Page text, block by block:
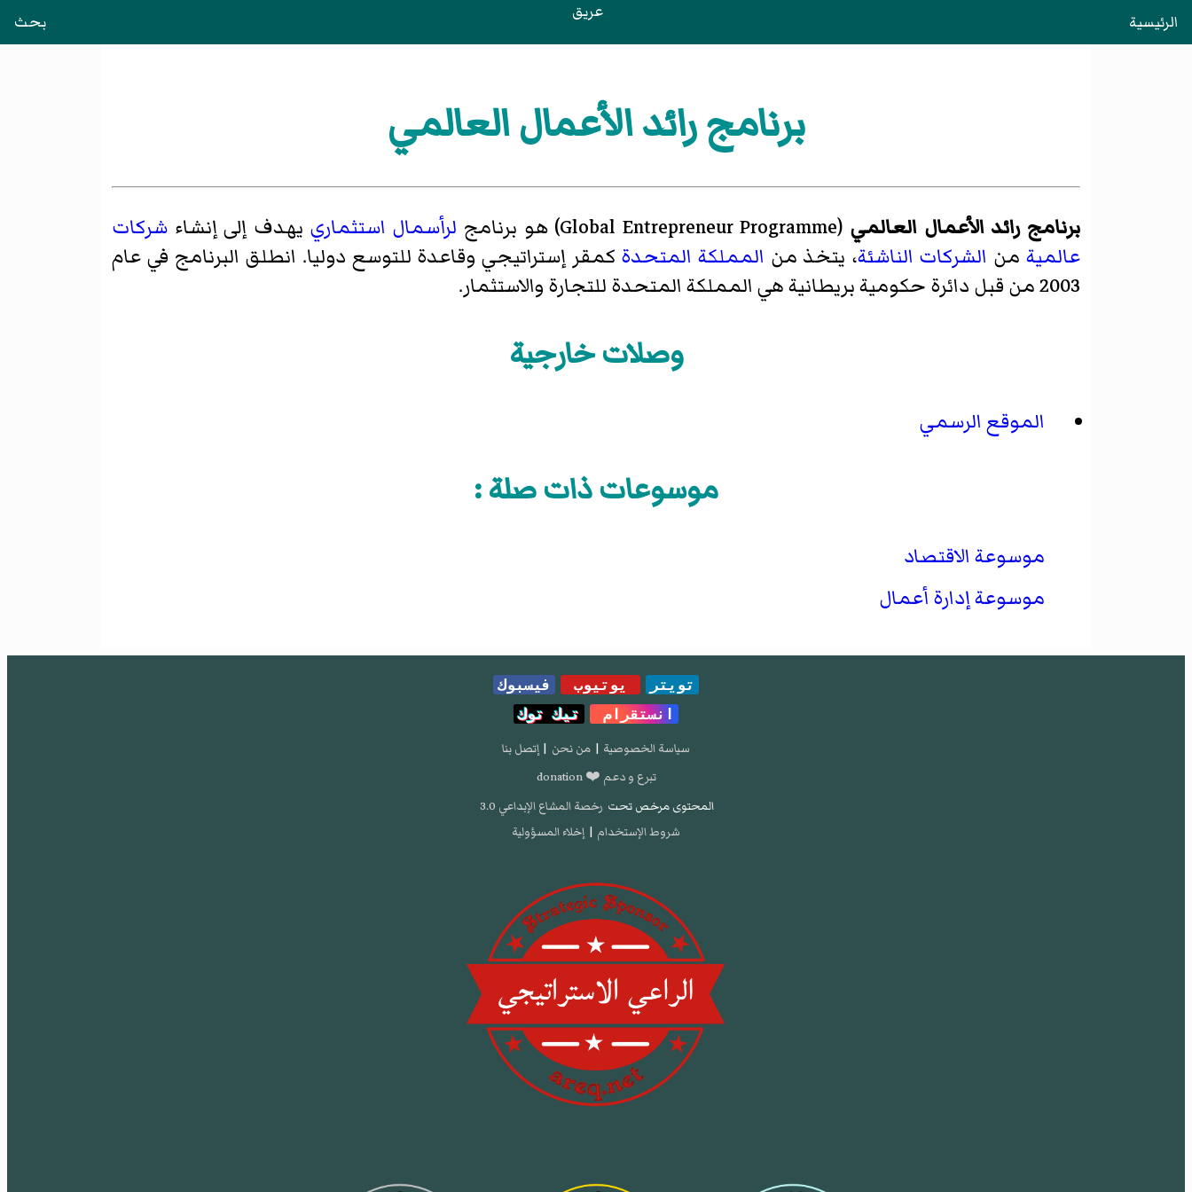
الرئيسية عريق بحث
برنامج رائد الأعمال العالمي
برنامج رائد الأعمال العالمي (
Global Entrepreneur Programme)‏ هو برنامج لرأسمال استثماري يهدف إلى إنشاء شركات
عالمية من الشركات الناشئة، يتخذ من المملكة المتحدة كمقر إستراتيجي وقاعدة للتوسع دوليا. انطلق البرنامج في عام
2003 من قبل دائرة حكومية بريطانية هي
المملكة المتحدة للتجارة والاستثمار.
وصلات خارجية
الموقع الرسمي
موسوعات ذات صلة :
موسوعة الاقتصاد
موسوعة إدارة أعمال
تويتر يوتيوب
فيسبوك
انستقرام
تيك توك
سياسة الخصوصية | من نحن | إتصل بنا
تبرع و دعم ❤️ donation
المحتوى مرخص تحت رخصة المشاع الإبداعي 3.0
شروط الإستخدام | إخلاء المسؤولية